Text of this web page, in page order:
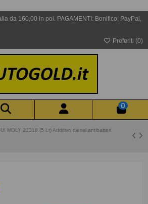
da 160,00 in poi. PAGAMENTI: Bonifico, PayPal,
Preferiti (0)
0
MOLY 21318 (5 Lt) Additivo diesel antibatteri